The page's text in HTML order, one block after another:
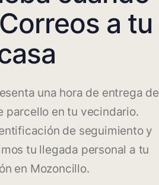
a tu
una hora de entrega de
parcello en tu vecindario.
de seguimiento y
tu llegada personal a tu
en Mozoncillo.